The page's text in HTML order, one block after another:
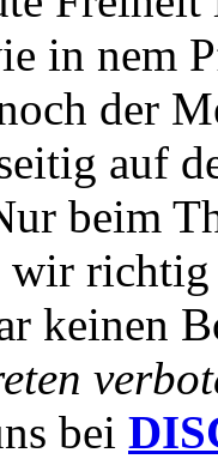
in nem
der
auf
beim
wir
keinen
bei